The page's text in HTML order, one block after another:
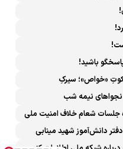
باشید!
«خواص»؛ سیرکِ
نجواهای نیمه شب
جلسات شعام خلاف امنیت ملی
دانش‌آموز شهید مینابی